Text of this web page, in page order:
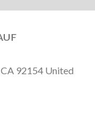
92154 United